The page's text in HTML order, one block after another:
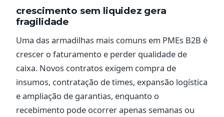
crescimento sem liquidez gera
fragilidade
Uma das armadilhas mais comuns em PMEs B2B é
crescer o faturamento e perder qualidade de
caixa. Novos contratos exigem compra de
insumos, contratação de times, expansão logística
e ampliação de garantias, enquanto o
recebimento pode ocorrer apenas semanas ou